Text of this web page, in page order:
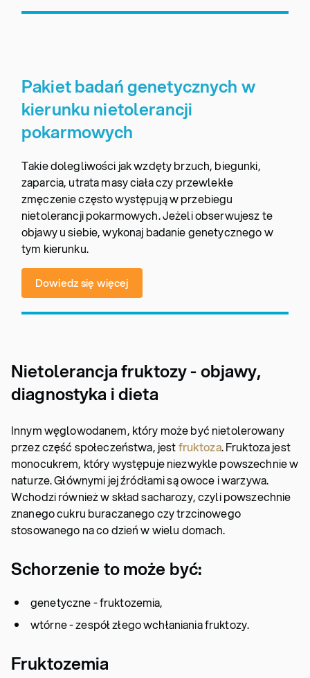
Pakiet badań genetycznych w
kierunku nietolerancji
pokarmowych
Takie dolegliwości jak wzdęty brzuch, biegunki,
zaparcia, utrata masy ciała czy przewlekłe
zmęczenie często występują w przebiegu
nietolerancji pokarmowych. Jeżeli obserwujesz te
objawy u siebie, wykonaj badanie genetycznego w
tym kierunku.
Dowiedz się więcej
Nietolerancja fruktozy - objawy,
diagnostyka i dieta
Innym węglowodanem, który może być nietolerowany
przez część społeczeństwa, jestfruktoza. Fruktoza jest
monocukrem, który występuje niezwykle powszechnie w
naturze. Głównymi jej źródłami są owoce i warzywa.
Wchodzi również w skład sacharozy, czyli powszechnie
znanego cukru buraczanego czy trzcinowego
stosowanego na co dzień w wielu domach.
Schorzenie to może być:
genetyczne - fruktozemia,
wtórne - zespół złego wchłaniania fruktozy.
Fruktozemia